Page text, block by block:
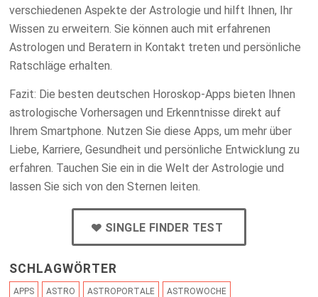
verschiedenen Aspekte der Astrologie und hilft Ihnen, Ihr
Wissen zu erweitern. Sie können auch mit erfahrenen
Astrologen und Beratern in Kontakt treten und persönliche
Ratschläge erhalten.
Fazit: Die besten deutschen Horoskop-Apps bieten Ihnen
astrologische Vorhersagen und Erkenntnisse direkt auf
Ihrem Smartphone. Nutzen Sie diese Apps, um mehr über
Liebe, Karriere, Gesundheit und persönliche Entwicklung zu
erfahren. Tauchen Sie ein in die Welt der Astrologie und
lassen Sie sich von den Sternen leiten.
SINGLE FINDER TEST
SCHLAGWÖRTER
APPS ASTRO ASTROPORTALE ASTROWOCHE